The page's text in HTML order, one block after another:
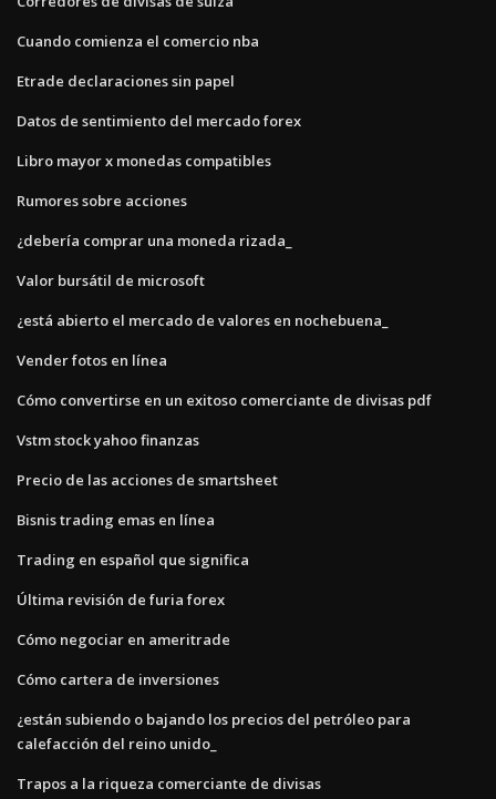
Cuando comienza el comercio nba
Etrade declaraciones sin papel
Datos de sentimiento del mercado forex
Libro mayor x monedas compatibles
Rumores sobre acciones
¿debería comprar una moneda rizada_
Valor bursátil de microsoft
¿está abierto el mercado de valores en nochebuena_
Vender fotos en línea
Cómo convertirse en un exitoso comerciante de divisas pdf
Vstm stock yahoo finanzas
Precio de las acciones de smartsheet
Bisnis trading emas en línea
Trading en español que significa
Última revisión de furia forex
Cómo negociar en ameritrade
Cómo cartera de inversiones
¿están subiendo o bajando los precios del petróleo para
calefacción del reino unido_
Trapos a la riqueza comerciante de divisas